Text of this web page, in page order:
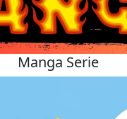
Manga Serie